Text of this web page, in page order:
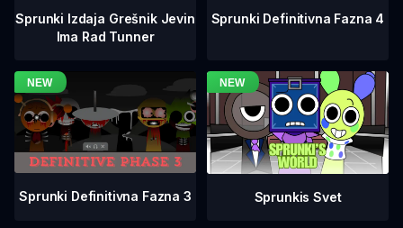
Sprunki Izdaja Grešnik Jevin
Ima Rad Tunner
Sprunki Definitivna Fazna 4
Sprunki Definitivna Fazna 3 Sprunkis Svet